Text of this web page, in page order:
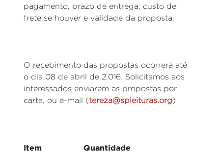
pagamento, prazo de entrega, custo de
frete se houver e validade da proposta.
O recebimento das propostas ocorrerá até
o dia 08 de abril de 2.016. Solicitamos aos
interessados enviarem as propostas por
carta, ou e-mail (tereza@spleituras.org)
Item Quantidade